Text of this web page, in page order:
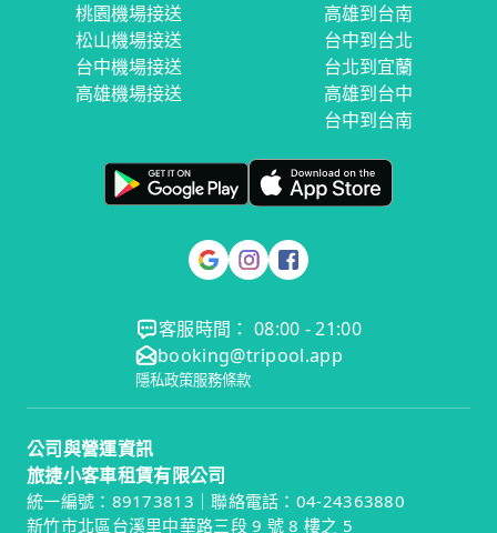
桃園機場接送
松山機場接送
台中機場接送
高雄機場接送
高雄到台南
台中到台北
台北到宜蘭
高雄到台中
台中到台南
客服時間： 08:00 - 21:00
booking@tripool.app
隱私政策服務條款
公司與營運資訊
旅捷小客車租賃有限公司
統一編號：89173813｜聯絡電話：04-24363880
新竹市北區台溪里中華路三段 9 號 8 樓之 5